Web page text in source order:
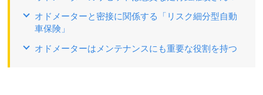
オドメーターと密接に関係する「リスク細分型自動
車保険」
オドメーターはメンテナンスにも重要な役割を持つ